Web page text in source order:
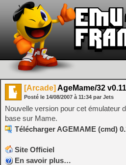
[Arcade] AgeMame/32
Posté le 14/08/2007 à 11:34 par Jets
Nouvelle version pour cet émulateur
base sur Mame.
Télécharger AGEMAME (cmd)
Site Officiel
En savoir plus…